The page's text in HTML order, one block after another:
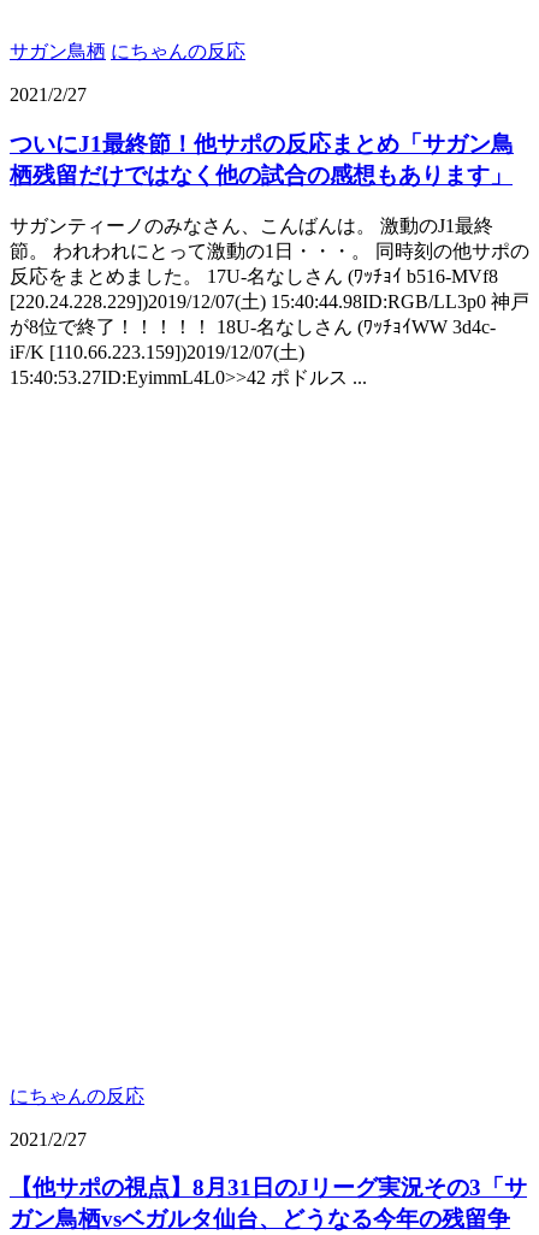
サガン鳥栖 にちゃんの反応
2021/2/27
ついにJ1最終節！他サポの反応まとめ「サガン鳥
栖残留だけではなく他の試合の感想もあります」
サガンティーノのみなさん、こんばんは。 激動のJ1最終
節。 われわれにとって激動の1日・・・。 同時刻の他サポの
反応をまとめました。 17U-名なしさん (ﾜｯﾁｮｲ b516-MVf8
[220.24.228.229])2019/12/07(土) 15:40:44.98ID:RGB/LL3p0 神戸
が8位で終了！！！！！ 18U-名なしさん (ﾜｯﾁｮｲWW 3d4c-
iF/K [110.66.223.159])2019/12/07(土)
15:40:53.27ID:EyimmL4L0>>42 ポドルス ...
にちゃんの反応
2021/2/27
【他サポの視点】8月31日のJリーグ実況その3「サ
ガン鳥栖vsベガルタ仙台、どうなる今年の残留争